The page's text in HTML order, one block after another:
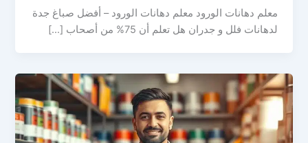
معلم دهانات الورود معلم دهانات الورود – أفضل صباغ جدة
لدهانات فلل و جدران هل تعلم أن 75% من أصحاب […]